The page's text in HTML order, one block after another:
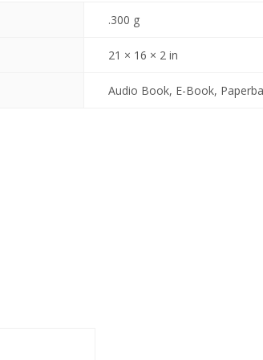
.300 g
21 × 16 × 2 in
Audio Book, E-Book,